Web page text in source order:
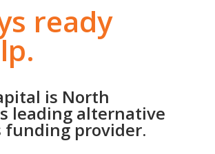
ready
is North
leading alternative
funding provider.